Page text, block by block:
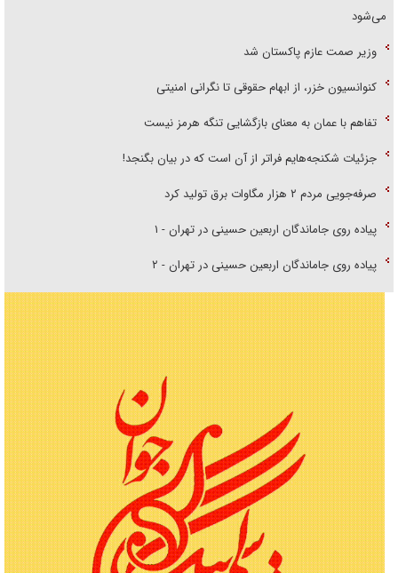
می‌شود
وزیر صمت عازم پاکستان شد
کنوانسیون خزر، از ابهام حقوقی تا نگرانی امنیتی
تفاهم با عمان به معنای بازگشایی تنگه هرمز نیست
جزئیات شکنجه‌هایم فراتر از آن است که در بیان بگنجد!
صرفه‌جویی مردم ۲ هزار مگاوات برق تولید کرد
پیاده روی جاماندگان اربعین حسینی در تهران - ۱
پیاده روی جاماندگان اربعین حسینی در تهران - ۲